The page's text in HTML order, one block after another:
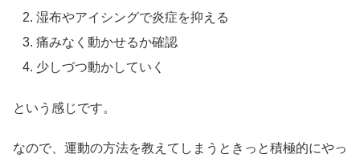
湿布やアイシングで炎症を抑える
痛みなく動かせるか確認
少しづつ動かしていく
という感じです。
なので、運動の方法を教えてしまうときっと積極的にやっ